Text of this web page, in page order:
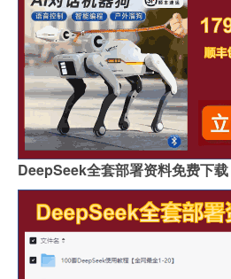
DeepSeek全套部署资料免费下载